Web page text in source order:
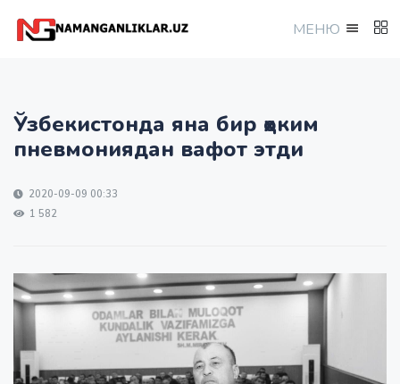
МEНЮ
Ўзбекистонда яна бир ҳоким
пневмониядан вафот этди
2020-09-09 00:33
1 582